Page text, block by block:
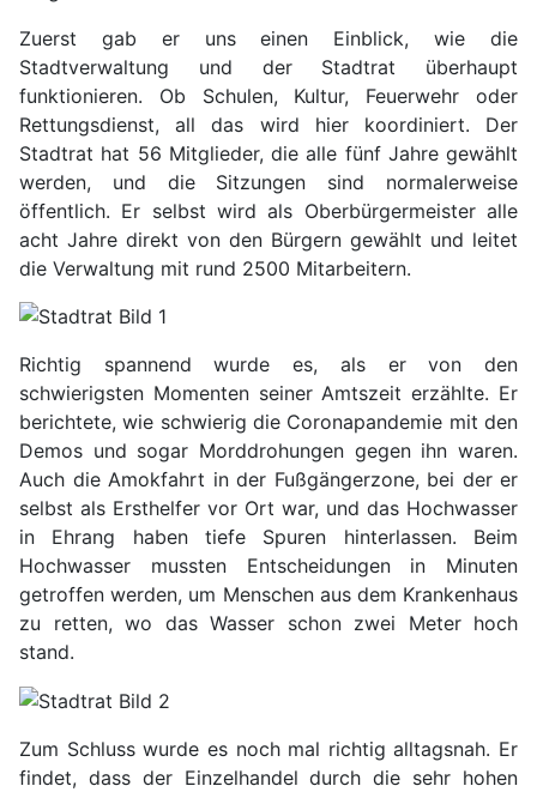
Zuerst gab er uns einen Einblick, wie die
Stadtverwaltung und der Stadtrat überhaupt
funktionieren. Ob Schulen, Kultur, Feuerwehr oder
Rettungsdienst, all das wird hier koordiniert. Der
Stadtrat hat 56 Mitglieder, die alle fünf Jahre gewählt
werden, und die Sitzungen sind normalerweise
öffentlich. Er selbst wird als Oberbürgermeister alle
acht Jahre direkt von den Bürgern gewählt und leitet
die Verwaltung mit rund 2500 Mitarbeitern.
Richtig spannend wurde es, als er von den
schwierigsten Momenten seiner Amtszeit erzählte. Er
berichtete, wie schwierig die Coronapandemie mit den
Demos und sogar Morddrohungen gegen ihn waren.
Auch die Amokfahrt in der Fußgängerzone, bei der er
selbst als Ersthelfer vor Ort war, und das Hochwasser
in Ehrang haben tiefe Spuren hinterlassen. Beim
Hochwasser mussten Entscheidungen in Minuten
getroffen werden, um Menschen aus dem Krankenhaus
zu retten, wo das Wasser schon zwei Meter hoch
stand.
Zum Schluss wurde es noch mal richtig alltagsnah. Er
findet, dass der Einzelhandel durch die sehr hohen